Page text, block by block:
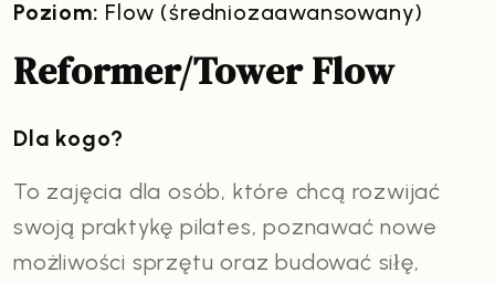
Poziom: Flow (średniozaawansowany)
Reformer/Tower Flow
Dla kogo?
To zajęcia dla osób, które chcą rozwijać
swoją praktykę pilates, poznawać nowe
możliwości sprzętu oraz budować siłę,